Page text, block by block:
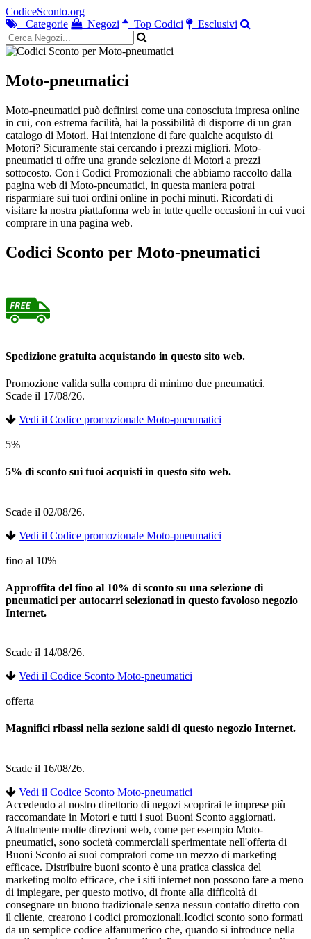
CodiceSconto.org
Categorie
Negozi Top Codici Esclusivi
Moto-pneumatici
Moto-pneumatici può definirsi come una conosciuta impresa online
in cui, con estrema facilità, hai la possibilità di disporre di un gran
catalogo di Motori. Hai intenzione di fare qualche acquisto di
Motori? Sicuramente stai cercando i prezzi migliori. Moto-
pneumatici ti offre una grande selezione di Motori a prezzi
sottocosto. Con i Codici Promozionali che abbiamo raccolto dalla
pagina web di Moto-pneumatici, in questa maniera potrai
risparmiare sui tuoi ordini online in pochi minuti. Ricordati di
visitare la nostra piattaforma web in tutte quelle occasioni in cui vuoi
comprare in una pagina web.
Codici Sconto per Moto-pneumatici
Spedizione gratuita acquistando in questo sito web.
Promozione valida sulla compra di minimo due pneumatici.
Scade il 17/08/26.
Vedi il Codice promozionale Moto-pneumatici
5%
5% di sconto sui tuoi acquisti in questo sito web.
Scade il 02/08/26.
Vedi il Codice promozionale Moto-pneumatici
fino al 10%
Approffita del fino al 10% di sconto su una selezione di
pneumatici per autocarri selezionati in questo favoloso negozio
Internet.
Scade il 14/08/26.
Vedi il Codice Sconto Moto-pneumatici
offerta
Magnifici ribassi nella sezione saldi di questo negozio Internet.
Scade il 16/08/26.
Vedi il Codice Sconto Moto-pneumatici
Accedendo al nostro direttorio di negozi scoprirai le imprese più
raccomandate in Motori e tutti i suoi Buoni Sconto aggiornati.
Attualmente molte direzioni web, come per esempio Moto-
pneumatici, sono società commerciali sperimentate nell'offerta di
Buoni Sconto ai suoi compratori come un mezzo di marketing
efficace. Distribuire buoni sconto è una pratica classica del
marketing molto efficace, che i siti internet non possono fare a meno
di impiegare, per questo motivo, di fronte alla difficoltà di
consegnare un buono tradizionale senza nessun contatto diretto con
il cliente, crearono i codici promozionali.Icodici sconto sono formati
da un semplice codice alfanumerico che, quando si introduce nella